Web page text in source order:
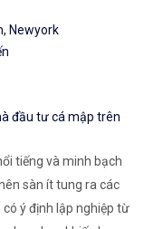
Newyork
đầu tư cá mập trên
tiếng và minh bạch
sàn ít tung ra các
ý định lập nghiệp từ